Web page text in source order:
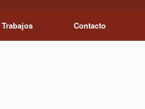
Contacto